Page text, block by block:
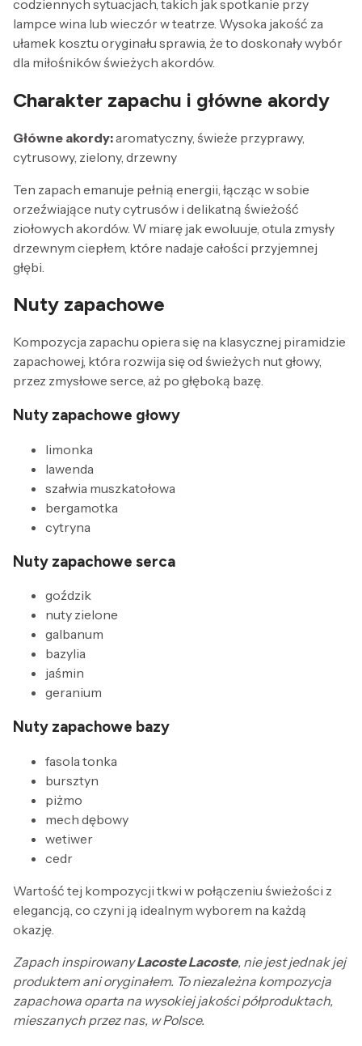
codziennych sytuacjach, takich jak spotkanie przy
lampce wina lub wieczór w teatrze. Wysoka jakość za
ułamek kosztu oryginału sprawia, że to doskonały wybór
dla miłośników świeżych akordów.
Charakter zapachu i główne akordy
Główne akordy:aromatyczny, świeże przyprawy,
cytrusowy, zielony, drzewny
Ten zapach emanuje pełnią energii, łącząc w sobie
orzeźwiające nuty cytrusów i delikatną świeżość
ziołowych akordów. W miarę jak ewoluuje, otula zmysły
drzewnym ciepłem, które nadaje całości przyjemnej
głębi.
Nuty zapachowe
Kompozycja zapachu opiera się na klasycznej piramidzie
zapachowej, która rozwija się od świeżych nut głowy,
przez zmysłowe serce, aż po głęboką bazę.
Nuty zapachowe głowy
limonka
lawenda
szałwia muszkatołowa
bergamotka
cytryna
Nuty zapachowe serca
goździk
nuty zielone
galbanum
bazylia
jaśmin
geranium
Nuty zapachowe bazy
fasola tonka
bursztyn
piżmo
mech dębowy
wetiwer
cedr
Wartość tej kompozycji tkwi w połączeniu świeżości z
elegancją, co czyni ją idealnym wyborem na każdą
okazję.
Zapach inspirowanyLacoste Lacoste, nie jest jednak jej
produktem ani oryginałem. To niezależna kompozycja
zapachowa oparta na wysokiej jakości półproduktach,
mieszanych przez nas, w Polsce.